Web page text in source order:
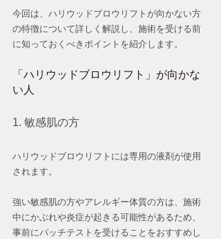
今回は、ハリウッドブロウリフトが向かない方
の特徴について詳しく解説し、施術を受ける前
に知っておくべきポイントを紹介します。
「ハリウッドブロウリフト」が向かな
い人
1. 敏感肌の方
ハリウッドブロウリフトには専用の液剤が使用
されます。
強い敏感肌の方やアレルギー体質の方は、施術
中にかぶれや炎症が起きる可能性があるため、
事前にパッチテストを受けることをおすすめし